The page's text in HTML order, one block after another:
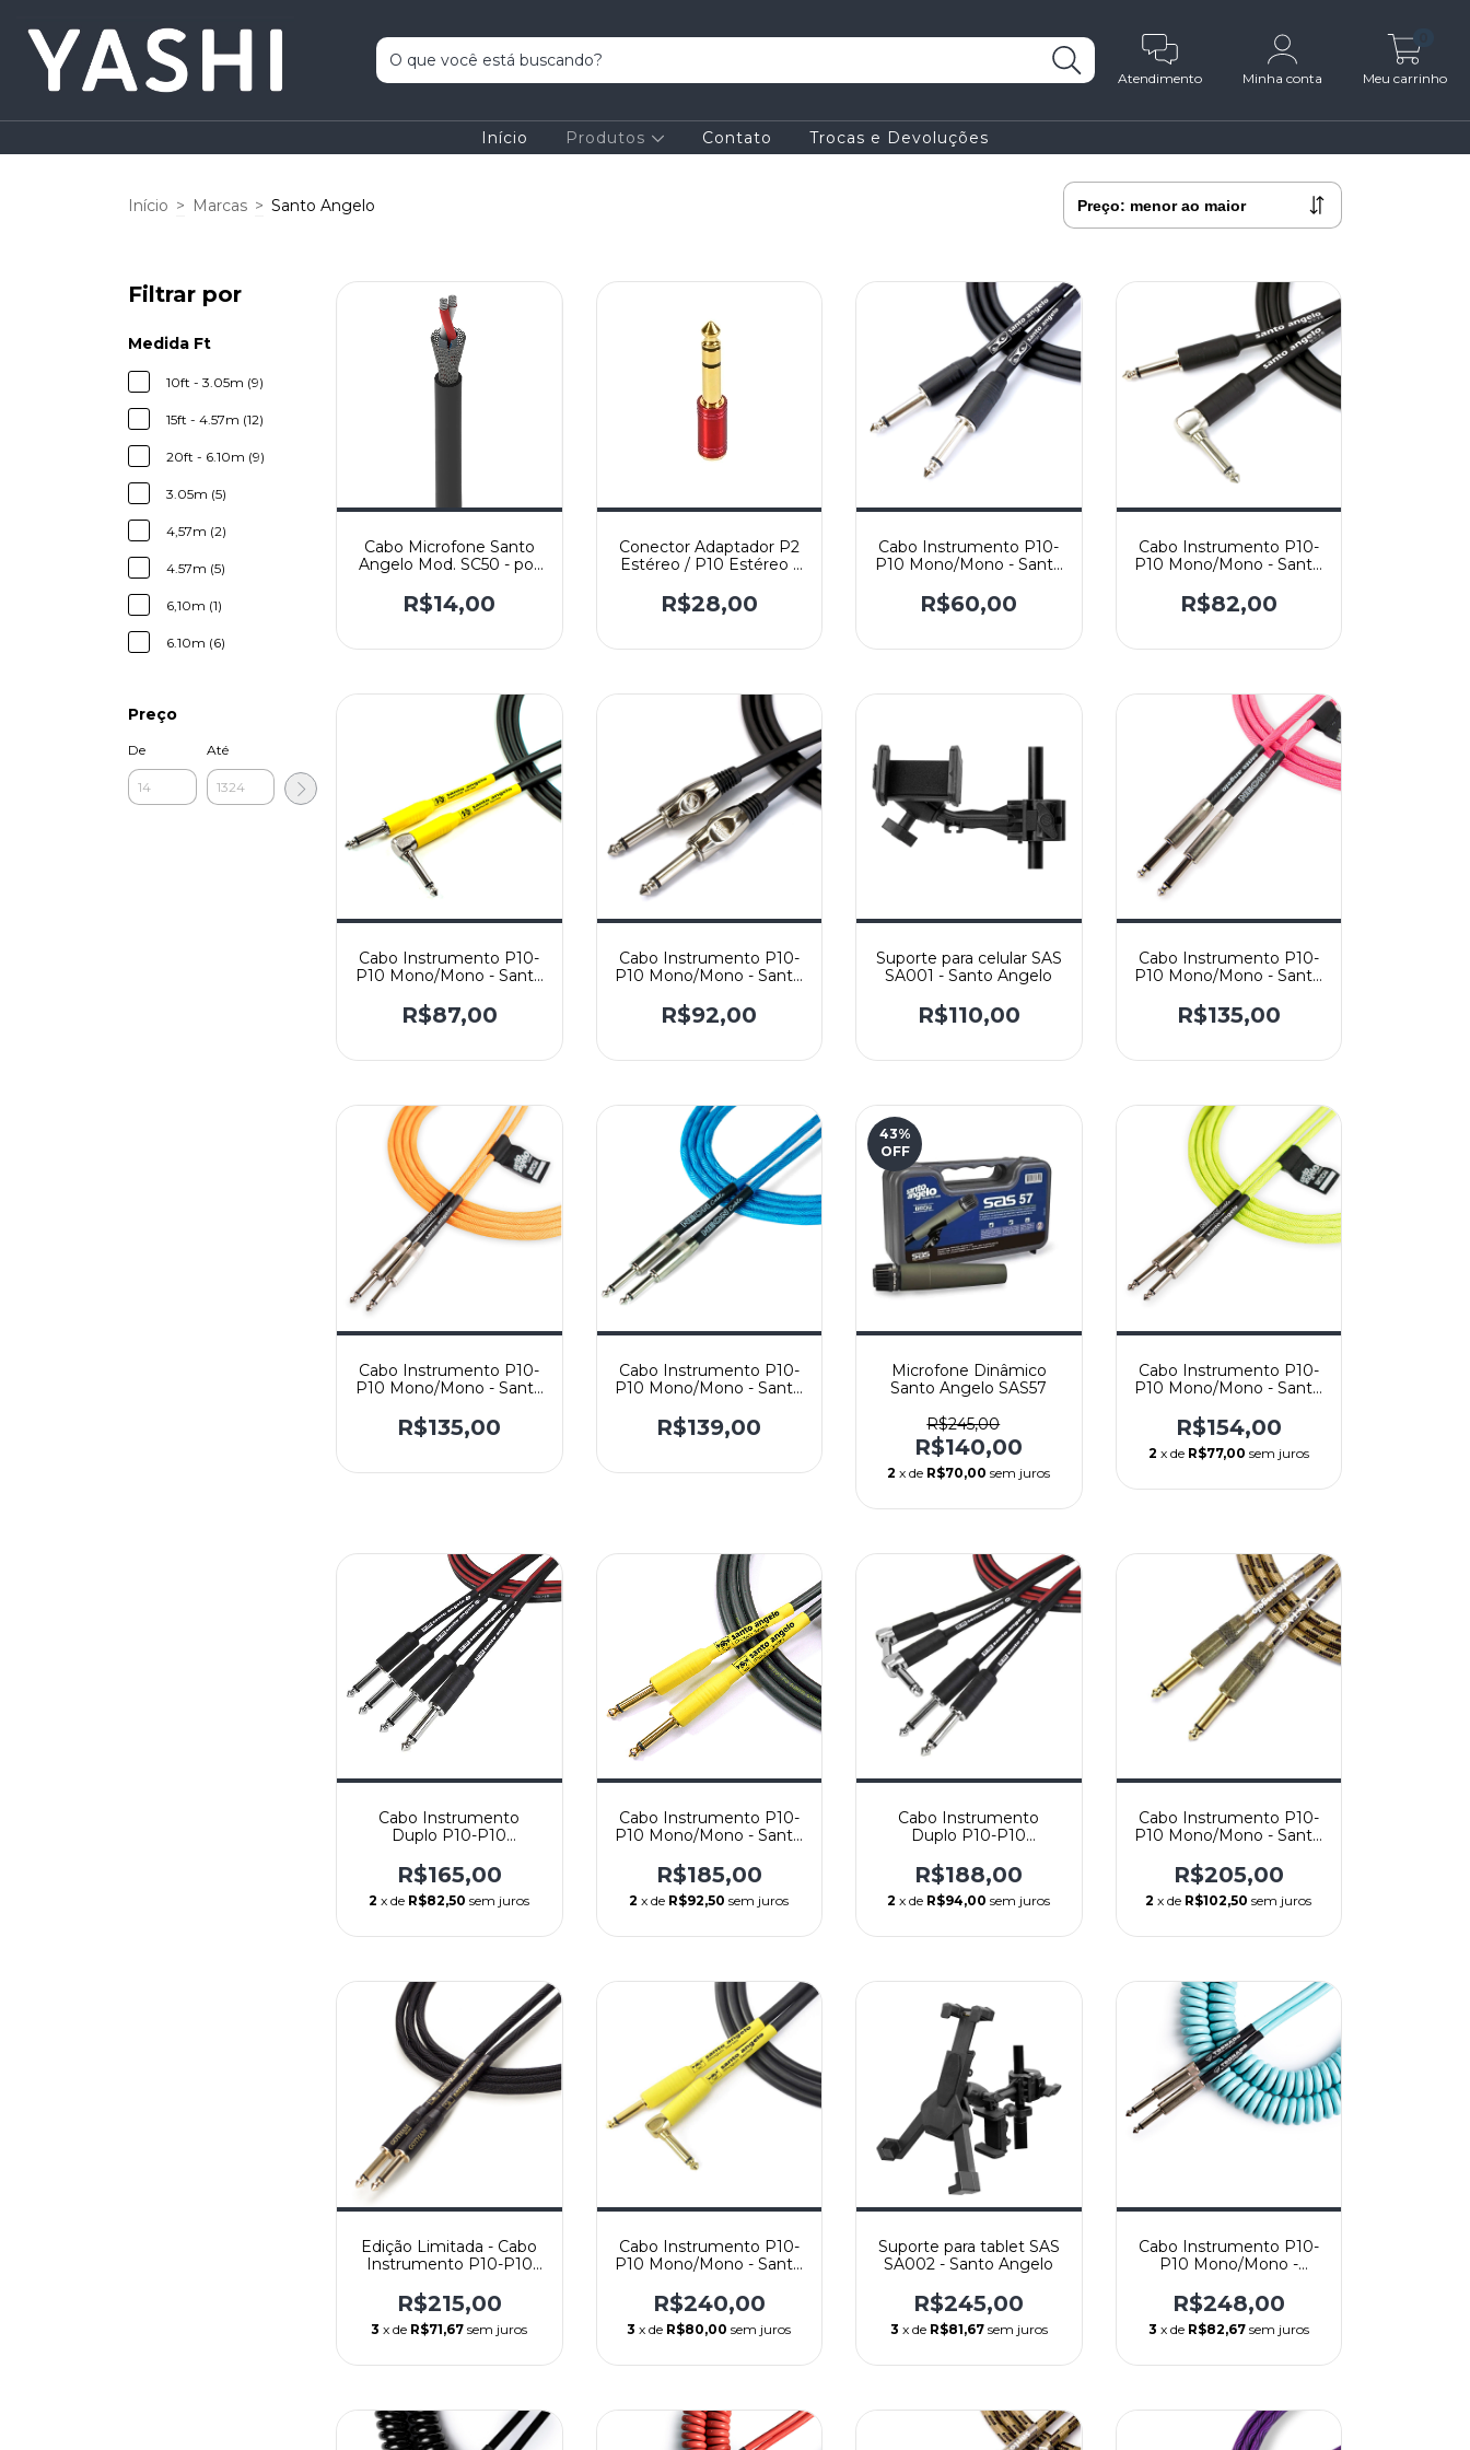
Atendimento Minha conta Meu carrinho
Início Produtos Contato Trocas e Devoluções
Início > Marcas > Santo Angelo
Filtrar por
Medida Ft
10ft - 3.05m (9)
15ft - 4.57m (12)
20ft - 6.10m (9)
3.05m (5)
4,57m (2)
4.57m (5)
6,10m (1)
6.10m (6)
Preço
De Até
Cabo Microfone Santo
Angelo Mod. SC50 - por
R$14,00
Conector Adaptador P2
Estéreo / P10 Estéreo -
Angelo
R$28,00
Cabo Instrumento P10-
P10 Mono/Mono - Santo
Reto/Reto
R$60,00
Cabo Instrumento P10-
P10 Mono/Mono - Santo
Reto/L
R$82,00
Cabo Instrumento P10-
P10 Mono/Mono - Santo
Reto/L
R$87,00
Cabo Instrumento P10-
P10 Mono/Mono - Santo
Reto/Reto
R$92,00
Suporte para celular SAS
SA001 - Santo Angelo
R$110,00
Cabo Instrumento P10-
P10 Mono/Mono - Santo
Reto/Reto
R$135,00
Cabo Instrumento P10-
P10 Mono/Mono - Santo
- Reto/Reto
R$135,00
Cabo Instrumento P10-
P10 Mono/Mono - Santo
Reto/Reto
R$139,00
43%
OFF
Microfone Dinâmico
Santo Angelo SAS57
R$245,00
R$140,00
2 x de R$70,00 sem juros
Cabo Instrumento P10-
P10 Mono/Mono - Santo
Reto/Reto
R$154,00
2 x de R$77,00 sem juros
Cabo Instrumento
Duplo P10-P10
Angelo Mod. TK -
Reto/Reto
R$165,00
2 x de R$82,50 sem juros
Cabo Instrumento P10-
P10 Mono/Mono - Santo
Reto/Reto - 4,57m (15ft)
R$185,00
2 x de R$92,50 sem juros
Cabo Instrumento
Duplo P10-P10
Angelo Mod. TK - Reto/L
R$188,00
2 x de R$94,00 sem juros
Cabo Instrumento P10-
P10 Mono/Mono - Santo
Reto/Reto - 4,57m
R$205,00
2 x de R$102,50 sem juros
Edição Limitada - Cabo
Instrumento P10-P10
Angelo Mod. Gotham -
Reto/Reto - 4,57m
(15FT)
R$215,00
3 x de R$71,67 sem juros
Cabo Instrumento P10-
P10 Mono/Mono - Santo
Reto/L - 4,57m (15ft)
R$240,00
3 x de R$80,00 sem juros
Suporte para tablet SAS
SA002 - Santo Angelo
R$245,00
3 x de R$81,67 sem juros
Cabo Instrumento P10-
P10 Mono/Mono -
Reto/Reto - 9,15M -
Santo Angelo
R$248,00
3 x de R$82,67 sem juros